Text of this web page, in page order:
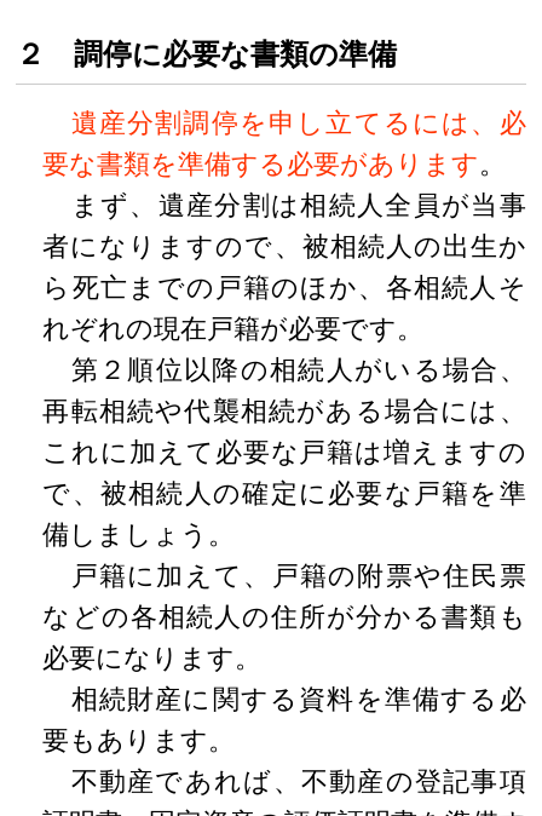
２ 調停に必要な書類の準備
遺産分割調停を申し立てるには、必
要な書類を準備する必要があります。
まず、遺産分割は相続人全員が当事
者になりますので、被相続人の出生か
ら死亡までの戸籍のほか、各相続人そ
れぞれの現在戸籍が必要です。
第２順位以降の相続人がいる場合、
再転相続や代襲相続がある場合には、
これに加えて必要な戸籍は増えますの
で、被相続人の確定に必要な戸籍を準
備しましょう。
戸籍に加えて、戸籍の附票や住民票
などの各相続人の住所が分かる書類も
必要になります。
相続財産に関する資料を準備する必
要もあります。
不動産であれば、不動産の登記事項